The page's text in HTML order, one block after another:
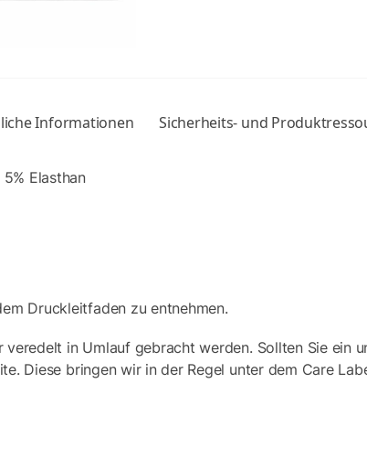
Informationen Sicherheits- und
Elasthan
Druckleitfaden zu entnehmen.
in Umlauf gebracht werden. Sollten Sie ein
Diese bringen wir in der Regel unter dem Care